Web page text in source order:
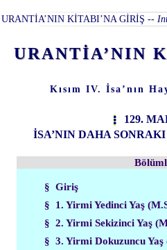
URANTİA’NIN KİTABI’NA GİRİŞ --
URANTİA’NIN
Kısım IV. İsa’nın
129.
İSA’NIN DAHA
§ Giriş
§ 1. Yirmi Yedinci Yaş
§ 2. Yirmi Sekizinci Yaş
§ 3. Yirmi Dokuzuncu Yaş